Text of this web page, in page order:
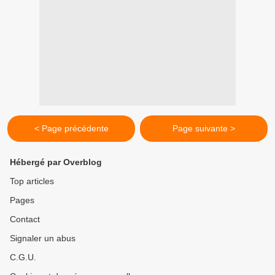
< Page précédente Page suivante >
Hébergé par Overblog
Top articles
Pages
Contact
Signaler un abus
C.G.U.